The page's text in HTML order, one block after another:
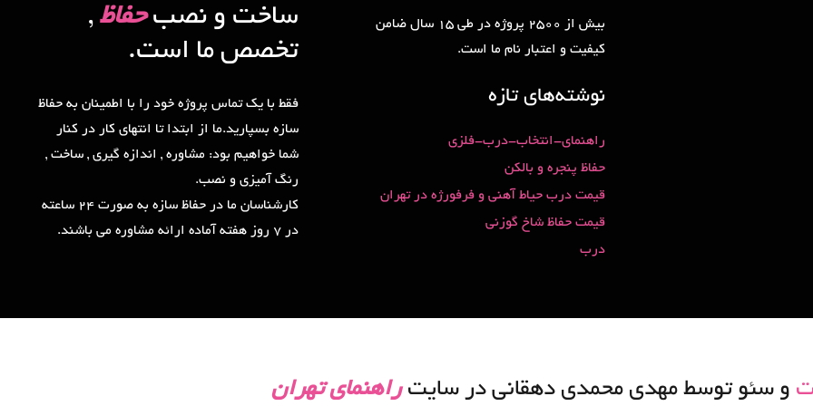
بیش از 2500 پروژه در طی 15 سال ضامن
کیفیت و اعتبار نام ما است.
نوشته‌های تازه
راهنمای-انتخاب-درب-فلزی
حفاظ پنجره و بالکن
قیمت درب حیاط آهنی و فرفورژه در تهران
قیمت حفاظ شاخ گوزنی
درب
ساخت و نصبحفاظ ,
تخصص ما است.
فقط با یک تماس پروژه خود را با اطمینان به حفاظ
سازه بسپارید.ما از ابتدا تا انتهای کار در کنار
شما خواهیم بود: مشاوره , اندازه گیری , ساخت ,
رنگ آمیزی و نصب.
کارشناسان ما در حفاظ سازه به صورت 24 ساعته
در 7 روز هفته آماده ارائه مشاوره می باشند.
و سئو توسط مهدی محمدی دهقانی در سایتراهنمای تهران